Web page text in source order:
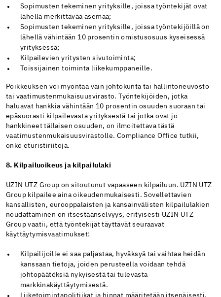
Sopimusten tekeminen yrityksille, joissa työntekijät ovat
lähellä merkittävää asemaa;
Sopimusten tekeminen yrityksille, joissa työntekijöillä on
lähellä vähintään 10 prosentin omistusosuus kyseisessä
yrityksessä;
Kilpailevien yritysten sivutoiminta;
Toissijainen toiminta liikekumppaneille.
Poikkeuksen voi myöntää vain johtokunta tai hallintoneuvosto
tai vaatimustenmukaisuusvirasto. Työntekijöiden, jotka
haluavat hankkia vähintään 10 prosentin osuuden suoraan tai
epäsuorasti kilpailevasta yrityksestä tai jotka ovat jo
hankkineet tällaisen osuuden, on ilmoitettava tästä
vaatimustenmukaisuusvirastolle. Compliance Office tutkii,
onko eturistiriitoja.
8. Kilpailuoikeus ja kilpailulaki
UZIN UTZ Group on sitoutunut vapaaseen kilpailuun. UZIN UTZ
Group kilpailee aina oikeudenmukaisesti. Sovellettavien
kansallisten, eurooppalaisten ja kansainvälisten kilpailulakien
noudattaminen on itsestäänselvyys, erityisesti UZIN UTZ
Group vaatii, että työntekijät täyttävät seuraavat
käyttäytymisvaatimukset:
Kilpailijoille ei saa paljastaa, hyväksyä tai vaihtaa heidän
kanssaan tietoja, joiden perusteella voidaan tehdä
johtopäätöksiä nykyisestä tai tulevasta
markkinakäyttäytymisestä.
Liiketoimintapolitiikat ja hinnat määritetään itsenäisesti,